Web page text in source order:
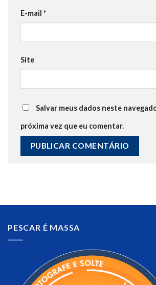
E-mail *
Site
Salvar meus dados neste
próxima vez que eu comentar.
PESCAR É MASSA